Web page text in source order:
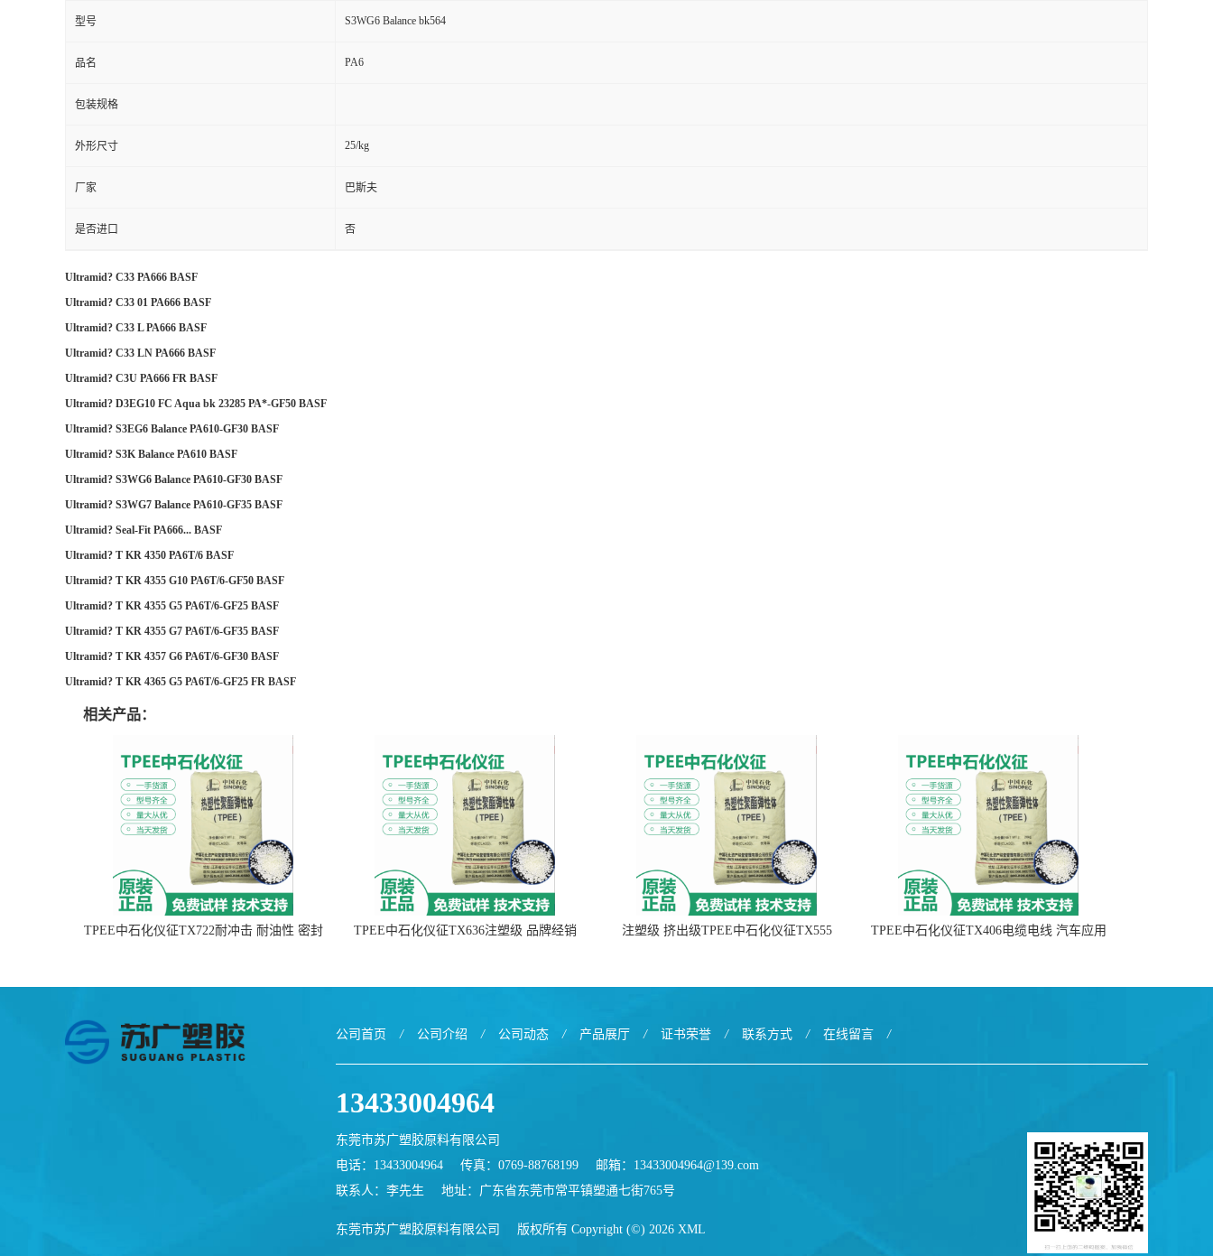
型号 S3WG6 Balance bk564
品名 PA6
包装规格
外形尺寸 25/kg
厂家 巴斯夫
是否进口 否
Ultramid? C33 PA666 BASF
Ultramid? C33 01 PA666 BASF
Ultramid? C33 L PA666 BASF
Ultramid? C33 LN PA666 BASF
Ultramid? C3U PA666 FR BASF
Ultramid? D3EG10 FC Aqua bk 23285 PA*-GF50 BASF
Ultramid? S3EG6 Balance PA610-GF30 BASF
Ultramid? S3K Balance PA610 BASF
Ultramid? S3WG6 Balance PA610-GF30 BASF
Ultramid? S3WG7 Balance PA610-GF35 BASF
Ultramid? Seal-Fit PA666... BASF
Ultramid? T KR 4350 PA6T/6 BASF
Ultramid? T KR 4355 G10 PA6T/6-GF50 BASF
Ultramid? T KR 4355 G5 PA6T/6-GF25 BASF
Ultramid? T KR 4355 G7 PA6T/6-GF35 BASF
Ultramid? T KR 4357 G6 PA6T/6-GF30 BASF
Ultramid? T KR 4365 G5 PA6T/6-GF25 FR BASF
相关产品：
TPEE中石化仪征TX722耐冲击 耐油性 密封
TPEE中石化仪征TX636注塑级 品牌经销 注塑级 挤出级TPEE中石化仪征TX555 TPEE中石化仪征TX406电缆电线 汽车应用
公司首页 / 公司介绍 / 公司动态 / 产品展厅 / 证书荣誉 / 联系方式 / 在线留言 /
13433004964
东莞市苏广塑胶原料有限公司
电话：13433004964
传真：0769-88768199 邮箱： 13433004964@139.com
联系人：李先生
地址：广东省东莞市常平镇塑通七街765号
东莞市苏广塑胶原料有限公司 版权所有 Copyright (©) 2026 XML